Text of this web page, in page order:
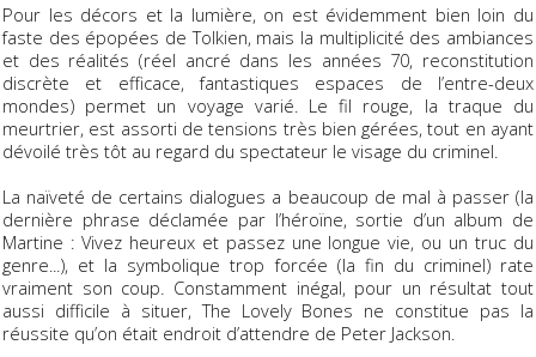
Pour les décors et la lumière, on est évidemment bien loin du
faste des épopées de Tolkien, mais la multiplicité des ambiances
et des réalités (réel ancré dans les années 70, reconstitution
discrète et efficace, fantastiques espaces de l’entre-deux
mondes) permet un voyage varié. Le fil rouge, la traque du
meurtrier, est assorti de tensions très bien gérées, tout en ayant
dévoilé très tôt au regard du spectateur le visage du criminel.
La naïveté de certains dialogues a beaucoup de mal à passer (la
dernière phrase déclamée par l’héroïne, sortie d’un album de
Martine : Vivez heureux et passez une longue vie, ou un truc du
genre...), et la symbolique trop forcée (la fin du criminel) rate
vraiment son coup. Constamment inégal, pour un résultat tout
aussi difficile à situer, The Lovely Bones ne constitue pas la
réussite qu’on était endroit d’attendre de Peter Jackson.